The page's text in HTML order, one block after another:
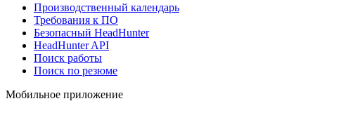
Производственный календарь
Требования к ПО
Безопасный HeadHunter
HeadHunter API
Поиск работы
Поиск по резюме
Мобильное приложение